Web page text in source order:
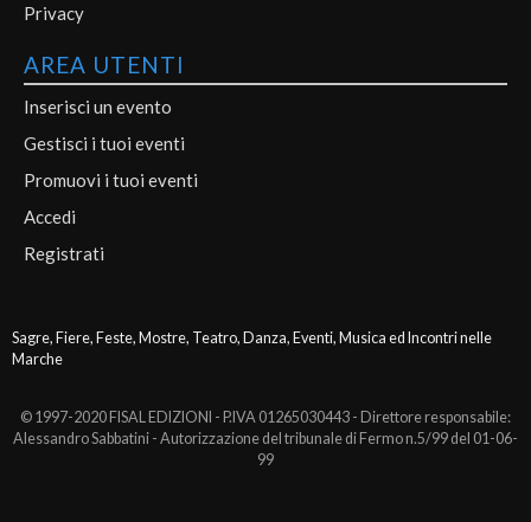
Privacy
AREA UTENTI
Inserisci un evento
Gestisci i tuoi eventi
Promuovi i tuoi eventi
Accedi
Registrati
Sagre, Fiere, Feste, Mostre, Teatro, Danza, Eventi, Musica ed Incontri nelle
Marche
© 1997-2020 FISAL EDIZIONI - P.IVA 01265030443 - Direttore responsabile:
Alessandro Sabbatini - Autorizzazione del tribunale di Fermo n.5/99 del 01-06-
99